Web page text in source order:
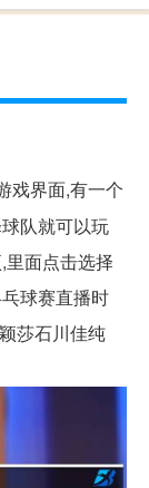
戏界面,有一个
队就可以玩
面点击选择
球赛直播时
莎石川佳纯